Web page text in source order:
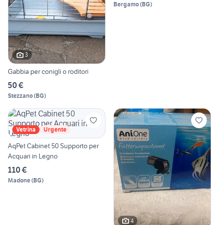
3
Gabbia per conigli o roditori
50 €
Stezzano(BG)
Bergamo(BG)
Vetrina Urgente
AqPet Cabinet 50 Supporto per
Acquari in Legno
110 €
Madone(BG)
4